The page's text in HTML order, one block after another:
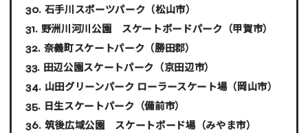
石手川スポーツパーク （松山市）
野洲川河川公園 スケートボードパーク （甲賀市）
奈義町スケートパーク （勝田郡）
田辺公園スケートパーク （京田辺市）
山田グリーンパーク ローラースケート場 （岡山市）
日生スケートパーク （備前市）
筑後広域公園 スケートボード場 （みやま市）